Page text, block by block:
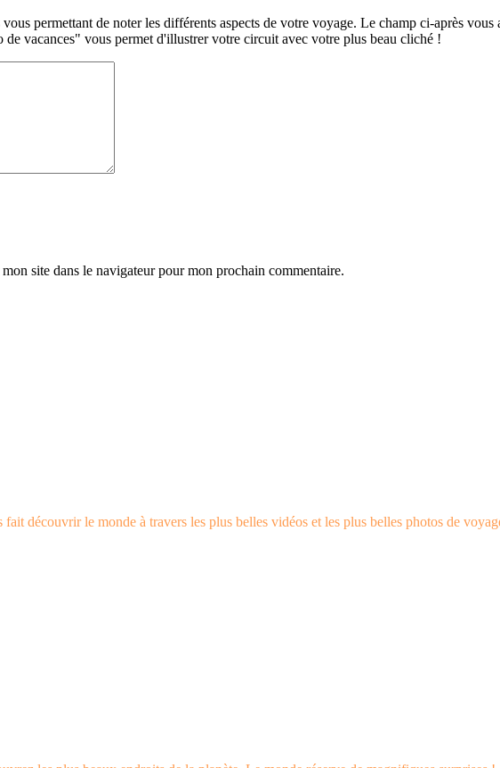
permettant de noter les différents aspects de votre voyage. Le champ ci-après
vacances" vous permet d'illustrer votre circuit avec votre plus beau cliché !
site dans le navigateur pour mon prochain commentaire.
découvrir le monde à travers les plus belles vidéos et les plus belles photos de